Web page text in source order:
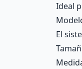
Ideal
El